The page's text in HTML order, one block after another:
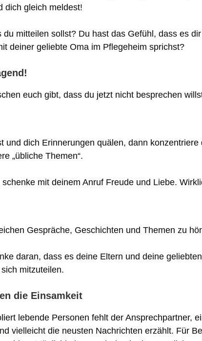
dich gleich meldest!
du mitteilen sollst? Du hast das Gefühl, dass es
deiner geliebte Oma im Pflegeheim sprichst?
euch gibt, dass du jetzt nicht besprechen
und dich Erinnerungen quälen, dann
„übliche Themen“.
mit deinem Anruf Freude und Liebe.
Gespräche, Geschichten und Themen zu
daran, dass es deine Eltern und deine
mitzuteilen.
die Einsamkeit
lebende Personen fehlt der Ansprechpartner,
vielleicht die neusten Nachrichten erzählt. Für